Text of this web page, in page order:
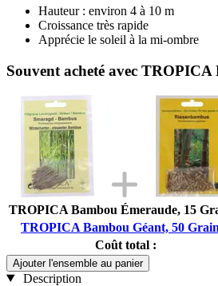
Hauteur : environ 4 à 10 m
Croissance très rapide
Apprécie le soleil à la mi-ombre
Souvent acheté avec
TROPICA Bambou Émeraude, 15
TROPICA Bambou Géant, 50
Coût total :
Ajouter l'ensemble au panier
Description